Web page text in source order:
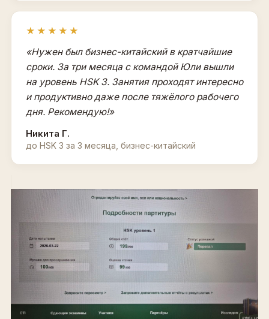
★★★★★
«Нужен был бизнес-китайский в кратчайшие
сроки. За три месяца с командой Юли вышли
на уровень HSK 3. Занятия проходят интересно
и продуктивно даже после тяжёлого рабочего
дня. Рекомендую!»
Никита Г.
до HSK 3 за 3 месяца, бизнес-китайский